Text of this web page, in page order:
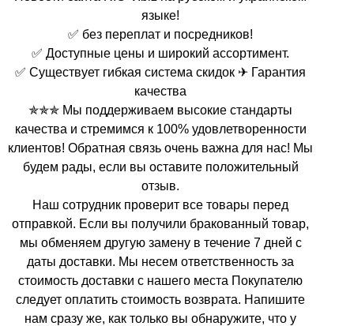
языке!
✅ без переплат и посредников!
✅ Доступные цены и широкий ассортимент.
✅ Существует гибкая система скидок ✈ Гарантия
качества
✯✯✯ Мы поддерживаем высокие стандарты
качества и стремимся к 100% удовлетворенности
клиентов! Обратная связь очень важна для нас! Мы
будем рады, если вы оставите положительный
отзыв.
Наш сотрудник проверит все товары перед
отправкой. Если вы получили бракованный товар,
мы обменяем другую замену в течение 7 дней с
даты доставки. Мы несем ответственность за
стоимость доставки с нашего места Покупателю
следует оплатить стоимость возврата. Напишите
нам сразу же, как только вы обнаружите, что у